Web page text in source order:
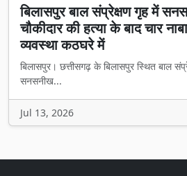
बिलासपुर बाल संप्रेक्षण गृह में
चौकीदार की हत्या के बाद चार
व्यवस्था कठघरे में
बिलासपुर। छत्तीसगढ़ के बिलासपुर स्थित बाल
सनसनीख...
Jul 13, 2026